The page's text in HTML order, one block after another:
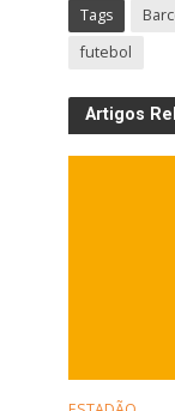
Tags
futebol
Artigos